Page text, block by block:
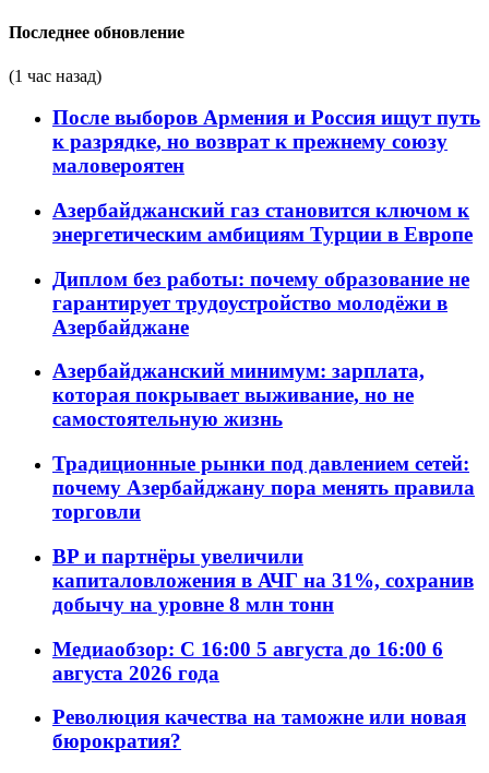
Последнее обновление
(1 час назад)
После выборов Армения и Россия ищут путь
к разрядке, но возврат к прежнему союзу
маловероятен
Азербайджанский газ становится ключом к
энергетическим амбициям Турции в Европе
Диплом без работы: почему образование не
гарантирует трудоустройство молодёжи в
Азербайджане
Азербайджанский минимум: зарплата,
которая покрывает выживание, но не
самостоятельную жизнь
Традиционные рынки под давлением сетей:
почему Азербайджану пора менять правила
торговли
BP и партнёры увеличили
капиталовложения в АЧГ на 31%, сохранив
добычу на уровне 8 млн тонн
Медиаобзор: С 16:00 5 августа до 16:00 6
августа 2026 года
Революция качества на таможне или новая
бюрократия?